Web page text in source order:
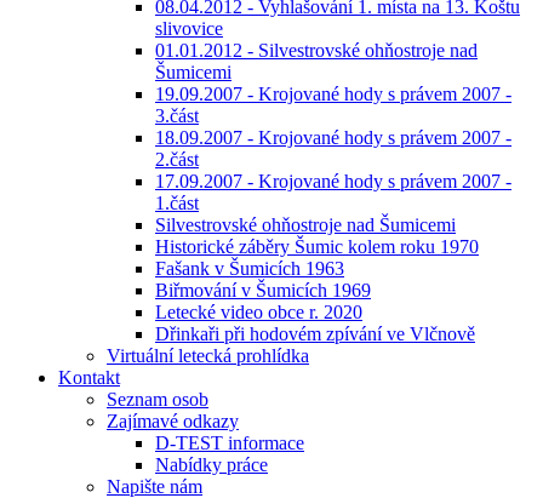
08.04.2012 - Vyhlašování 1. místa na 13. Koštu
slivovice
01.01.2012 - Silvestrovské ohňostroje nad
Šumicemi
19.09.2007 - Krojované hody s právem 2007 -
3.část
18.09.2007 - Krojované hody s právem 2007 -
2.část
17.09.2007 - Krojované hody s právem 2007 -
1.část
Silvestrovské ohňostroje nad Šumicemi
Historické záběry Šumic kolem roku 1970
Fašank v Šumicích 1963
Biřmování v Šumicích 1969
Letecké video obce r. 2020
Dřinkaři při hodovém zpívání ve Vlčnově
Virtuální letecká prohlídka
Kontakt
Seznam osob
Zajímavé odkazy
D-TEST informace
Nabídky práce
Napište nám